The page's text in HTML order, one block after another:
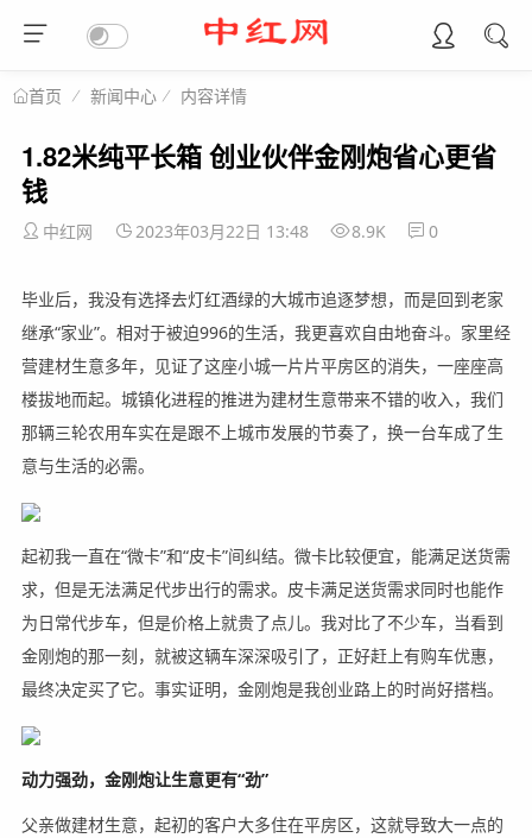
首页 新闻中心 内容详情
1.82米纯平长箱 创业伙伴金刚炮省心更省
钱
中红网 2023年03月22日 13:48 8.9K 0
毕业后，我没有选择去灯红酒绿的大城市追逐梦想，而是回到老家
继承“家业”。相对于被迫996的生活，我更喜欢自由地奋斗。家里经
营建材生意多年，见证了这座小城一片片平房区的消失，一座座高
楼拔地而起。城镇化进程的推进为建材生意带来不错的收入，我们
那辆三轮农用车实在是跟不上城市发展的节奏了，换一台车成了生
意与生活的必需。
起初我一直在“微卡”和“皮卡”间纠结。微卡比较便宜，能满足送货需
求，但是无法满足代步出行的需求。皮卡满足送货需求同时也能作
为日常代步车，但是价格上就贵了点儿。我对比了不少车，当看到
金刚炮的那一刻，就被这辆车深深吸引了，正好赶上有购车优惠，
最终决定买了它。事实证明，金刚炮是我创业路上的时尚好搭档。
动力强劲，金刚炮让生意更有“劲”
父亲做建材生意，起初的客户大多住在平房区，这就导致大一点的